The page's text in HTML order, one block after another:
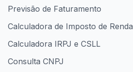
Previsão de Faturamento
Calculadora de Imposto de Renda
Calculadora IRPJ e CSLL
Consulta CNPJ